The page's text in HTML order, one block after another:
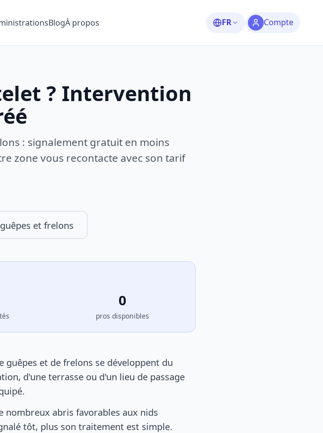
BlogÀ propos FR Compte
? Intervention
: signalement gratuit en moins
zone vous recontacte avec son tarif
et frelons
0
pros disponibles
et de frelons se développent du
d'une terrasse ou d'un lieu de passage
nombreux abris favorables aux nids
tôt, plus son traitement est simple.